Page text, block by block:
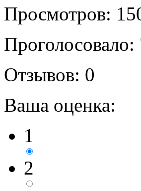
Просмотров:
Проголосовало:
Отзывов: 0
Ваша оценка:
1
2